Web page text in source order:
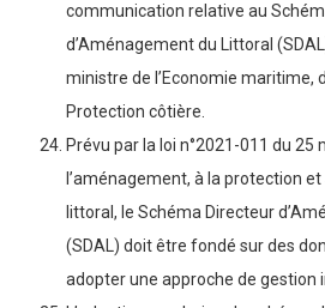
communication relative au
d’Aménagement du Littoral
ministre de l’Economie maritime,
Protection côtière.
Prévu par la loi n°2021-011 du 25
l’aménagement, à la protection
littoral, le Schéma Directeur
(SDAL) doit être fondé sur des
adopter une approche de gestion